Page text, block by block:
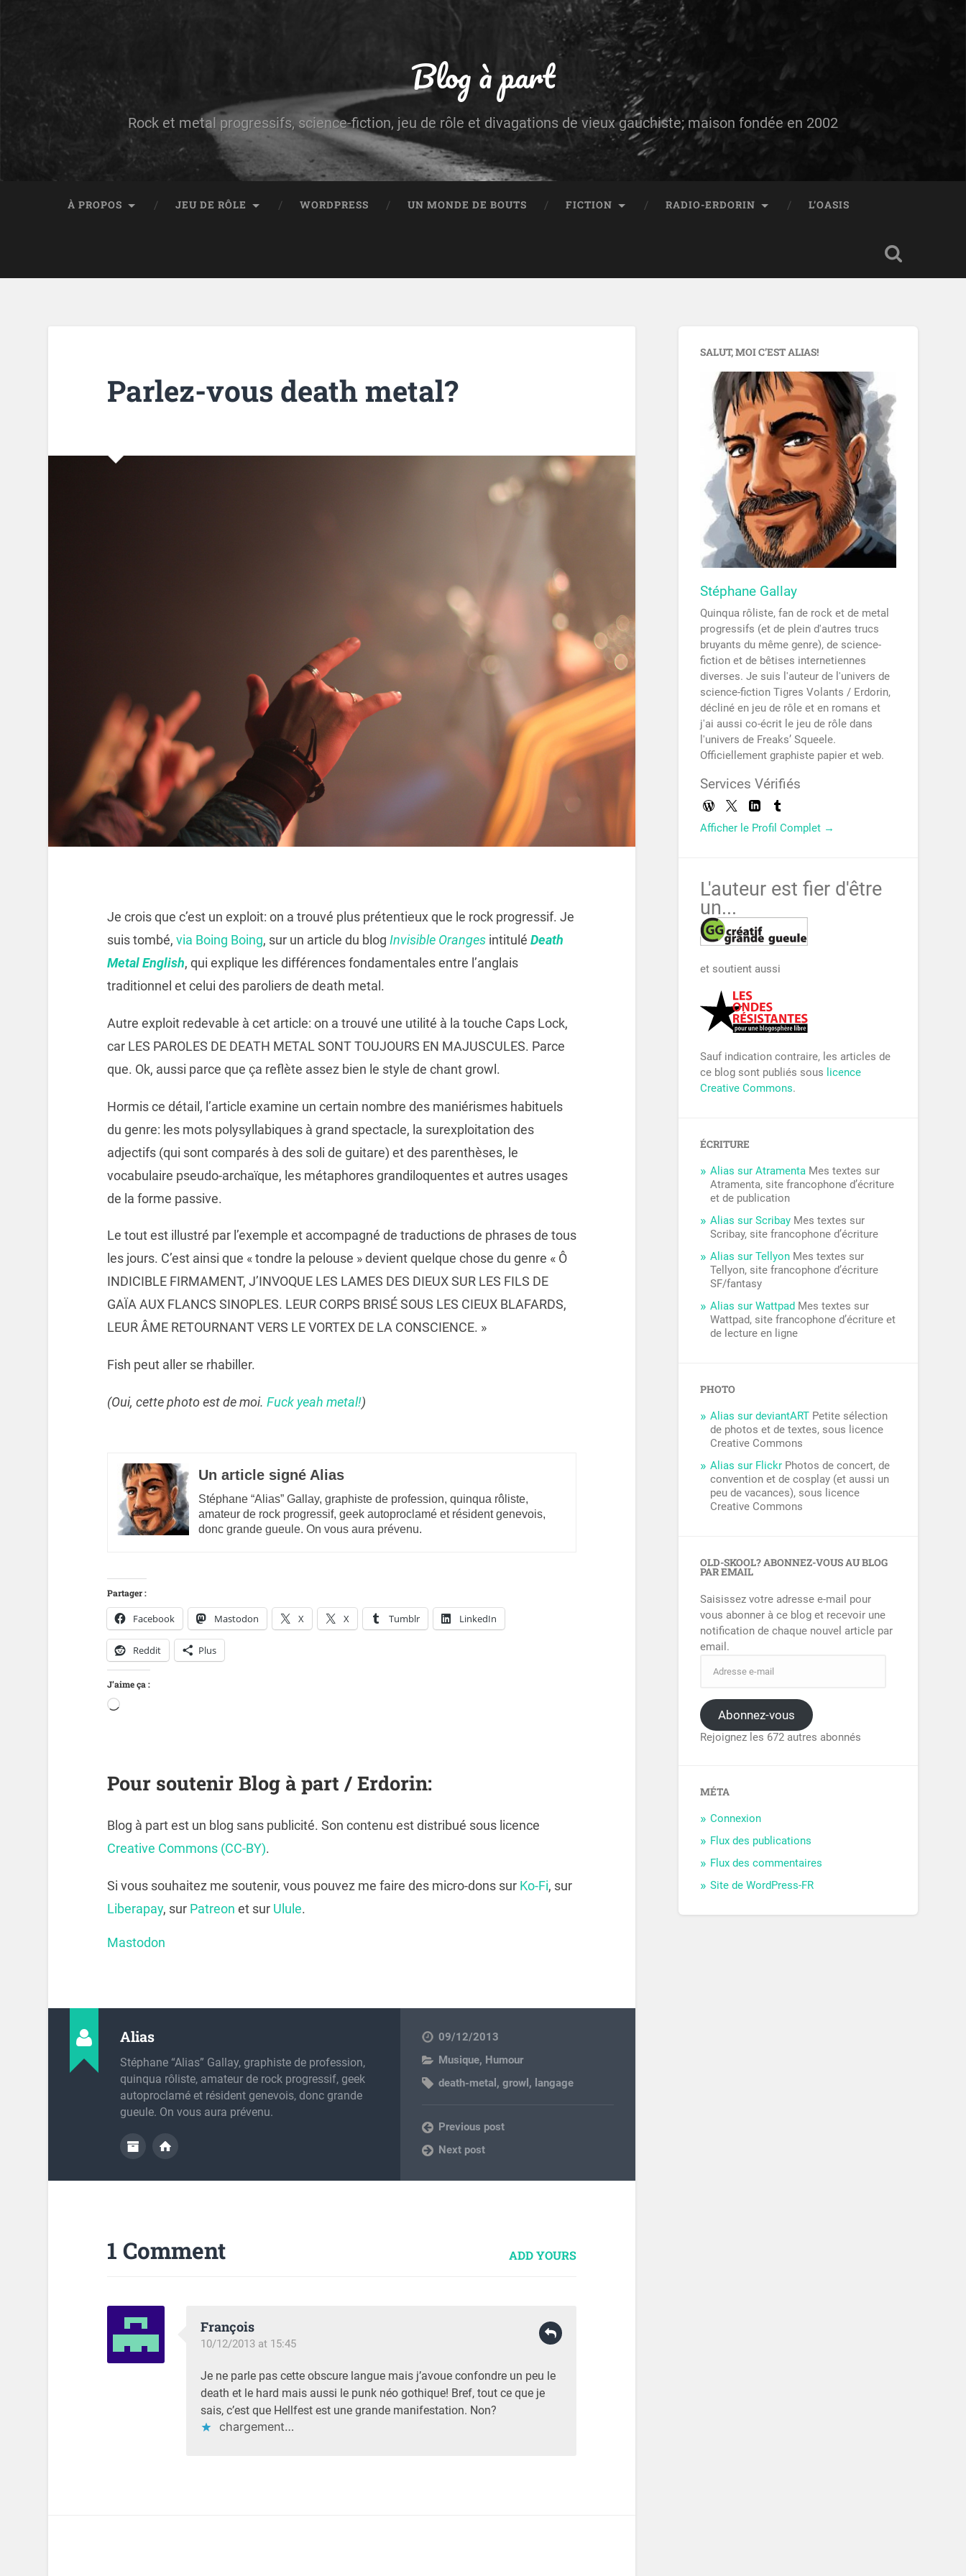
Blog à part
Rock et metal progressifs, science-fiction, jeu de rôle et divagations de vieux gauchiste; maison fondée en 2002
À PROPOS JEU DE RÔLE WORDPRESS UN MONDE DE BOUTS FICTION RADIO-ERDORIN L’OASIS
Parlez-vous death metal?
Je crois que c’est un exploit: on a trouvé plus prétentieux que le rock progressif. Je
suis tombé, via Boing Boing, sur un article du blog Invisible Orangesintitulé Death
Metal English, qui explique les différences fondamentales entre l’anglais
traditionnel et celui des paroliers de death metal.
Autre exploit redevable à cet article: on a trouvé une utilité à la touche Caps Lock,
car LES PAROLES DE DEATH METAL SONT TOUJOURS EN MAJUSCULES. Parce
que. Ok, aussi parce que ça reflète assez bien le style de chant growl.
Hormis ce détail, l’article examine un certain nombre des maniérismes habituels
du genre: les mots polysyllabiques à grand spectacle, la surexploitation des
adjectifs (qui sont comparés à des soli de guitare) et des parenthèses, le
vocabulaire pseudo-archaïque, les métaphores grandiloquentes et autres usages
de la forme passive.
Le tout est illustré par l’exemple et accompagné de traductions de phrases de tous
les jours. C’est ainsi que « tondre la pelouse » devient quelque chose du genre « Ô
INDICIBLE FIRMAMENT, J’INVOQUE LES LAMES DES DIEUX SUR LES FILS DE
GAÏA AUX FLANCS SINOPLES. LEUR CORPS BRISÉ SOUS LES CIEUX BLAFARDS,
LEUR ÂME RETOURNANT VERS LE VORTEX DE LA CONSCIENCE. »
Fish peut aller se rhabiller.
(Oui, cette photo est de moi. Fuck yeah metal!)
Un article signé Alias
Stéphane “Alias” Gallay, graphiste de profession, quinqua rôliste,
amateur de rock progressif, geek autoproclamé et résident genevois,
donc grande gueule. On vous aura prévenu.
Partager :
Facebook Mastodon X X Tumblr LinkedIn
Reddit Plus
J’aime ça :
Pour soutenir Blog à part / Erdorin:
Blog à part est un blog sans publicité. Son contenu est distribué sous licence
Creative Commons (CC-BY).
Si vous souhaitez me soutenir, vous pouvez me faire des micro-dons sur Ko-Fi, sur
Liberapay, sur Patreon et sur Ulule.
Mastodon
Alias
Stéphane “Alias” Gallay, graphiste de profession,
quinqua rôliste, amateur de rock progressif, geek
autoproclamé et résident genevois, donc grande
gueule. On vous aura prévenu.
09/12/2013
Musique, Humour
death-metal ,growl , langage
Previous post
Next post
1 Comment ADD YOURS
François
10/12/2013 at 15:45
Je ne parle pas cette obscure langue mais j’avoue confondre un peu le
death et le hard mais aussi le punk néo gothique! Bref, tout ce que je
sais, c’est que Hellfest est une grande manifestation. Non?
chargement…
SALUT, MOI C’EST ALIAS!
Stéphane Gallay
Quinqua rôliste, fan de rock et de metal
progressifs (et de plein d'autres trucs
bruyants du même genre), de science-
fiction et de bêtises internetiennes
diverses. Je suis l'auteur de l'univers de
science-fiction Tigres Volants / Erdorin,
décliné en jeu de rôle et en romans et
j'ai aussi co-écrit le jeu de rôle dans
l'univers de Freaks’ Squeele.
Officiellement graphiste papier et web.
Services Vérifiés
Afficher le Profil Complet →
L'auteur est fier d'être
un...
et soutient aussi
Sauf indication contraire, les articles de
ce blog sont publiés sous licence
Creative Commons.
ÉCRITURE
Alias sur Atramenta Mes textes sur
Atramenta, site francophone d’écriture
et de publication
Alias sur Scribay Mes textes sur
Scribay, site francophone d’écriture
Alias sur Tellyon Mes textes sur
Tellyon, site francophone d’écriture
SF/fantasy
Alias sur Wattpad Mes textes sur
Wattpad, site francophone d’écriture et
de lecture en ligne
PHOTO
Alias sur deviantART Petite sélection
de photos et de textes, sous licence
Creative Commons
Alias sur Flickr Photos de concert, de
convention et de cosplay (et aussi un
peu de vacances), sous licence
Creative Commons
OLD-SKOOL? ABONNEZ-VOUS AU BLOG
PAR EMAIL
Saisissez votre adresse e-mail pour
vous abonner à ce blog et recevoir une
notification de chaque nouvel article par
email.
Abonnez-vous
Rejoignez les 672 autres abonnés
MÉTA
Connexion
Flux des publications
Flux des commentaires
Site de WordPress-FR